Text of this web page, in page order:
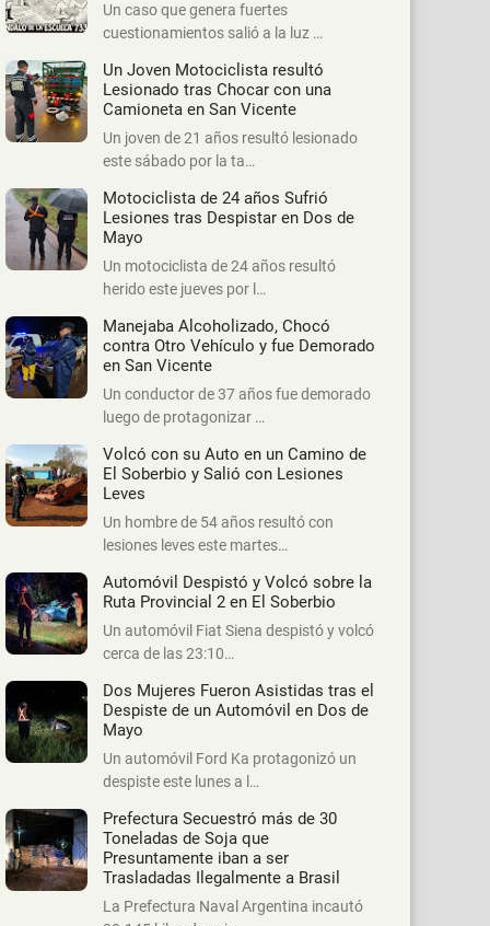
Un caso que genera fuertes
cuestionamientos salió a la luz …
Un Joven Motociclista resultó
Lesionado tras Chocar con una
Camioneta en San Vicente
Un joven de 21 años resultó lesionado
este sábado por la ta…
Motociclista de 24 años Sufrió
Lesiones tras Despistar en Dos de
Mayo
Un motociclista de 24 años resultó
herido este jueves por l…
Manejaba Alcoholizado, Chocó
contra Otro Vehículo y fue Demorado
en San Vicente
Un conductor de 37 años fue demorado
luego de protagonizar …
Volcó con su Auto en un Camino de
El Soberbio y Salió con Lesiones
Leves
Un hombre de 54 años resultó con
lesiones leves este martes…
Automóvil Despistó y Volcó sobre la
Ruta Provincial 2 en El Soberbio
Un automóvil Fiat Siena despistó y volcó
cerca de las 23:10…
Dos Mujeres Fueron Asistidas tras el
Despiste de un Automóvil en Dos de
Mayo
Un automóvil Ford Ka protagonizó un
despiste este lunes a l…
Prefectura Secuestró más de 30
Toneladas de Soja que
Presuntamente iban a ser
Trasladadas Ilegalmente a Brasil
La Prefectura Naval Argentina incautó